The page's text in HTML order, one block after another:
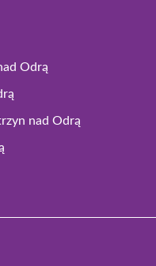
Odrą
nad Odrą